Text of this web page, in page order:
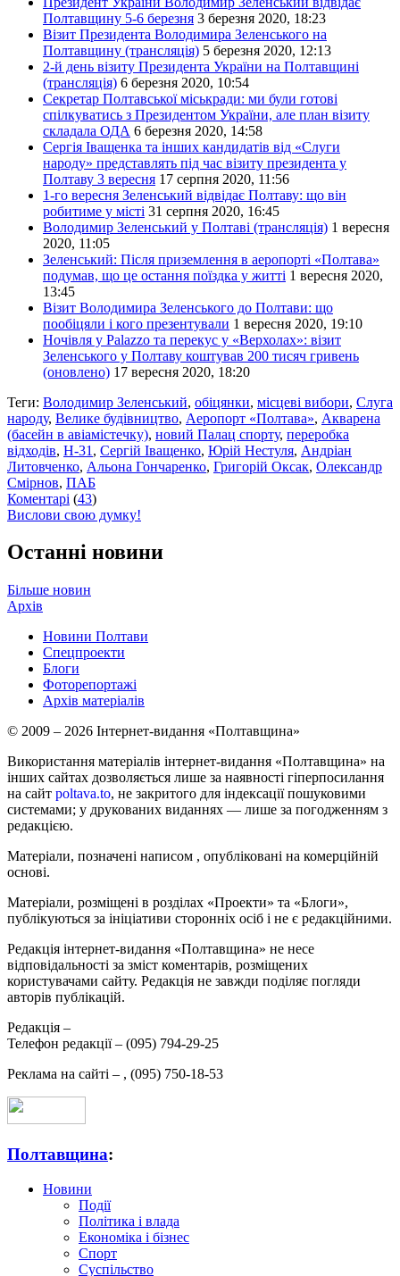
Полтавщину 5-6 березня 3 березня 2020, 18:23
Візит Президента Володимира Зеленського на
Полтавщину (трансляція) 5 березня 2020, 12:13
2-й день візиту Президента України на Полтавщині
(трансляція) 6 березня 2020, 10:54
Секретар Полтавської міськради: ми були готові
спілкуватись з Президентом України, але план візиту
складала ОДА 6 березня 2020, 14:58
Сергія Іващенка та інших кандидатів від «Слуги
народу» представлять під час візиту президента у
Полтаву 3 вересня 17 серпня 2020, 11:56
1-го вересня Зеленський відвідає Полтаву: що він
робитиме у місті 31 серпня 2020, 16:45
Володимир Зеленський у Полтаві (трансляція) 1 вересня
2020, 11:05
Зеленський: Після приземлення в аеропорті «Полтава»
подумав, що це остання поїздка у житті 1 вересня 2020,
13:45
Візит Володимира Зеленського до Полтави: що
пообіцяли і кого презентували 1 вересня 2020, 19:10
Ночівля у Palazzo та перекус у «Верхолах»: візит
Зеленського у Полтаву коштував 200 тисяч гривень
(оновлено) 17 вересня 2020, 18:20
Теги: Володимир Зеленський, обіцянки, місцеві вибори, Слуга
народу, Велике будівництво, Аеропорт «Полтава», Акварена
(басейн в авіамістечку), новий Палац спорту, переробка
відходів, Н-31 , Сергій Іващенко, Юрій Нестуля, Андріан
Литовченко, Альона Гончаренко, Григорій Оксак, Олександр
Смірнов, ПАБ
Коментарі (43)
Вислови свою думку!
Останні новини
Більше новин
Архів
Новини Полтави
Спецпроекти
Блоги
Фоторепортажі
Архів матеріалів
© 2009 – 2026 Інтернет-видання «Полтавщина»
Використання матеріалів інтернет-видання «Полтавщина» на
інших сайтах дозволяється лише за наявності гіперпосилання
на сайт poltava.to, не закритого для індексації пошуковими
системами; у друкованих виданнях — лише за погодженням з
редакцією.
Матеріали, позначені написом , опубліковані на комерційній
основі.
Матеріали, розміщені в розділах «Проекти» та «Блоги»,
публікуються за ініціативи сторонніх осіб і не є редакційними.
Редакція інтернет-видання «Полтавщина» не несе
відповідальності за зміст коментарів, розміщених
користувачами сайту. Редакція не завжди поділяє погляди
авторів публікацій.
Редакція –
Телефон редакції – (095) 794-29-25
Реклама на сайті – , (095) 750-18-53
Полтавщина:
Новини
Події
Політика і влада
Економіка і бізнес
Спорт
Суспільство